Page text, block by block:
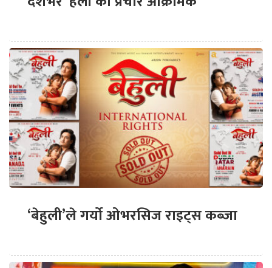
‘बेहुली’ले गर्यो ओभरसिज राइट्स कब्जा